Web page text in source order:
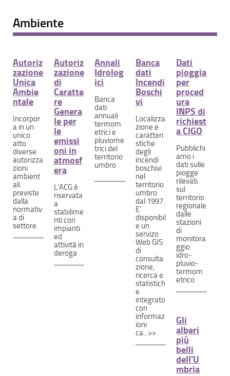
Ambiente
Autoriz
zazione
Unica
Ambie
ntale
Incorpor
a in un
unico
atto
diverse
autorizza
zioni
ambient
ali
previste
dalla
normativ
a di
settore
Autoriz
zazione
di
Caratte
re
Genera
le per
le
emissi
oni in
atmosf
era
L'ACG è
riservata
a
stabilime
nti con
impianti
ed
attività in
deroga
Annali
Idrolog
ici
Banca
dati
annuali
termom
etrici e
pluviome
trici del
territorio
umbro
Banca
dati
Incendi
Boschi
vi
Localizza
zione e
caratteri
stiche
degli
incendi
boschivi
nel
territorio
umbro
dal 1997.
E'
disponibil
e un
servizo
Web GIS
di
consulta
zione,
ricerca e
statistich
e
integrato
con
informaz
ioni
ca...>>
Dati
pioggia
per
proced
ura
INPS di
richiest
a CIGO
Pubblichi
amo i
dati sulle
piogge
rilevati
sul
territorio
regionale
dalle
stazioni
di
monitora
ggio
idro-
pluvio-
termom
etrico
Gli
alberi
più
belli
dell'U
mbria